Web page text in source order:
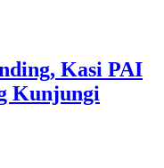
Kasi PAI
Kunjungi